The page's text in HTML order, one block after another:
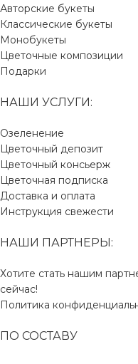
Авторские букеты
Классические букеты
Монобукеты
Цветочные композиции
Подарки
НАШИ УСЛУГИ:
Озеленение
Цветочный депозит
Цветочный консьерж
Цветочная подписка
Доставка и оплата
Инструкция свежести
НАШИ ПАРТНЕРЫ:
Хотите стать нашим
сейчас!
Политика
ПО СОСТАВУ